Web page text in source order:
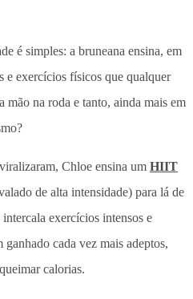
é simples: a bruneana ensina, em
e exercícios físicos que qualquer
mão na roda e tanto, ainda mais em
Chloe ensina um HIIT
de alta intensidade) para lá de
exercícios intensos e
cada vez mais adeptos,
calorias.